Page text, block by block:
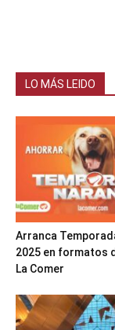
LO MÁS LEIDO
Arranca
2025 en formatos
La Comer